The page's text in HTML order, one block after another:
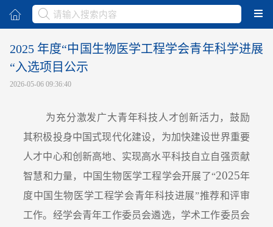
取消
2025 年度“中国生物医学工程学会青年科学进展
“入选项目公示
2026-05-06 09:36:40
为充分激发广大青年科技人才创新活力，鼓励
其积极投身中国式现代化建设，为加快建设世界重要
人才中心和创新高地、实现高水平科技自立自强贡献
智慧和力量，中国生物医学工程学会开展了“2025年
度中国生物医学工程学会青年科技进展”推荐和评审
工作。经学会青年工作委员会遴选，学术工作委员会